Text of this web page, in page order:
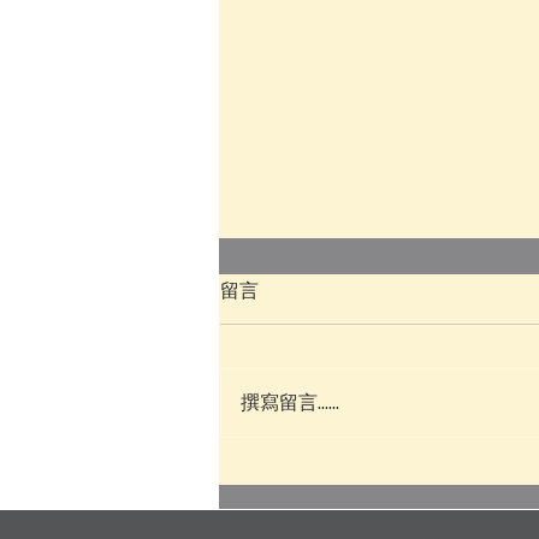
在哪？托福考試題型與分數完
留言
撰寫留言......